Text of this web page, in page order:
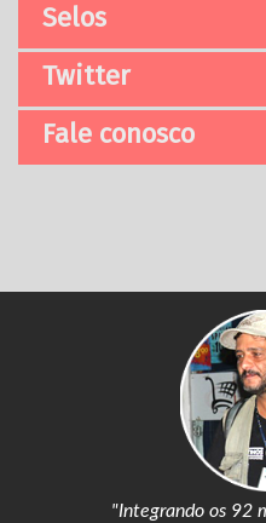
Selos
Twitter
Fale conosco
"Integrando os 92